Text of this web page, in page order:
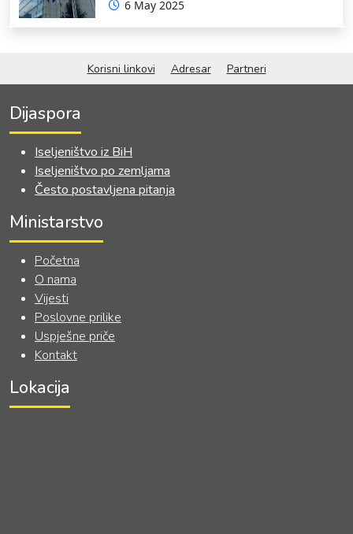
RADNE GRUPE ZA IZRADU
OKVIRNOG ZAKONA O
HERCEGOVINE
6 May 2025
Korisni linkovi Adresar Partneri
Dijaspora
Iseljeništvo iz BiH
Iseljeništvo po zemljama
Često postavljena pitanja
Ministarstvo
Početna
O nama
Vijesti
Poslovne prilike
Uspješne priče
Kontakt
Lokacija